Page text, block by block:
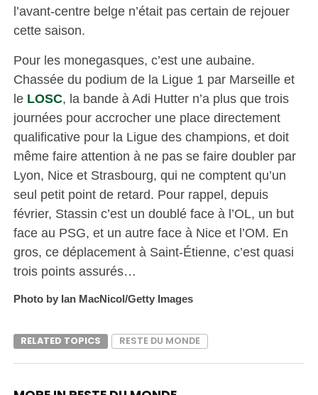
l’avant-centre belge n’était pas certain de rejouer
cette saison.
Pour les monegasques, c’est une aubaine.
Chassée du podium de la Ligue 1 par Marseille et
le LOSC, la bande à Adi Hutter n’a plus que trois
journées pour accrocher une place directement
qualificative pour la Ligue des champions, et doit
même faire attention à ne pas se faire doubler par
Lyon, Nice et Strasbourg, qui ne comptent qu’un
seul petit point de retard. Pour rappel, depuis
février, Stassin c’est un doublé face à l’OL, un but
face au PSG, et un autre face à Nice et l’OM. En
gros, ce déplacement à Saint-Étienne, c’est quasi
trois points assurés…
Photo by Ian MacNicol/Getty Images
RELATED TOPICS RESTE DU MONDE